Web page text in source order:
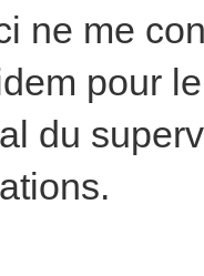
ne me
pour
du